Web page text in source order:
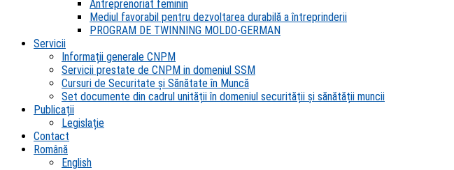
Antreprenoriat feminin
Mediul favorabil pentru dezvoltarea durabilă a întreprinderii
PROGRAM DE TWINNING MOLDO-GERMAN
Servicii
Informații generale CNPM
Servicii prestate de CNPM in domeniul SSM
Cursuri de Securitate și Sănătate în Muncă
Set documente din cadrul unității în domeniul securității și sănătății muncii
Publicații
Legislație
Contact
Română
English